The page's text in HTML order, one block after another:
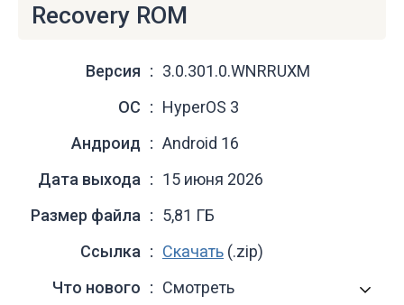
Recovery ROM
Версия
3.0.301.0.WNRRUXM
ОС
HyperOS 3
Андроид
Android 16
Дата выхода
15 июня 2026
Размер файла
5,81 ГБ
Ссылка
Скачать (.zip)
Что нового
Смотреть